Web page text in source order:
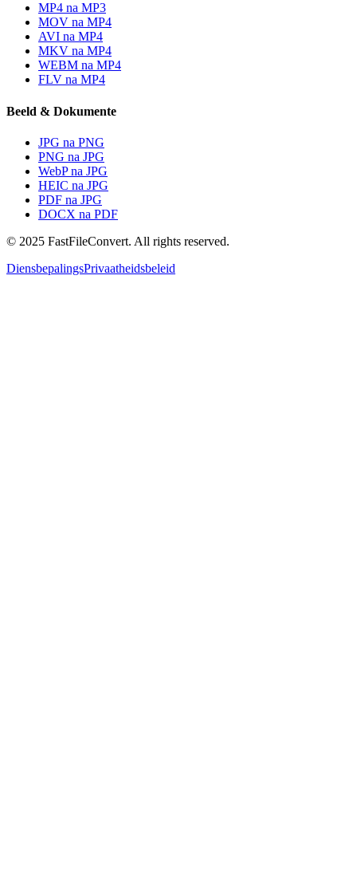
MP4 na MP3
MOV na MP4
AVI na MP4
MKV na MP4
WEBM na MP4
FLV na MP4
Beeld & Dokumente
JPG na PNG
PNG na JPG
WebP na JPG
HEIC na JPG
PDF na JPG
DOCX na PDF
© 2025 FastFileConvert. All rights reserved.
DiensbepalingsPrivaatheidsbeleid